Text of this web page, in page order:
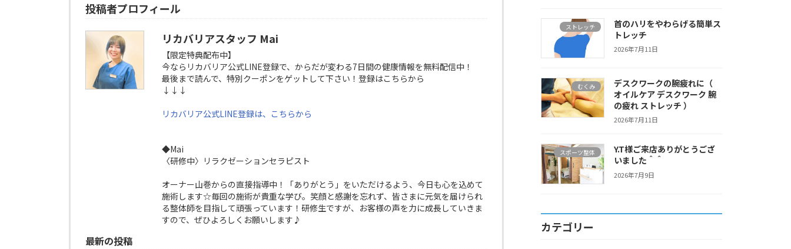
投稿者プロフィール
リカバリアスタッフ Mai
【限定特典配布中】
今ならリカバリア公式LINE登録で、からだが変わる7日間の健康情報を無料配信中！
最後まで読んで、特別クーポンをゲットして下さい！登録はこちらから
↓↓↓
リカバリア公式LINE登録は、こちらから
◆Mai
〈研修中〉リラクゼーションセラピスト
オーナー山巻からの直接指導中！「ありがとう」をいただけるよう、今日も心を込めて
施術します☆毎回の施術が貴重な学び。笑顔と感謝を忘れず、皆さまに元気を届けられ
る整体師を目指して頑張っています！研修生ですが、お客様の声を力に成長していきま
すので、ぜひよろしくお願いします♪
最新の投稿
ストレッチ
首のハリをやわらげる簡単ス
トレッチ
2026年7月11日
むくみ
デスクワークの腕疲れに（
オイルケア デスクワーク 腕
の疲れ ストレッチ ）
2026年7月11日
スポーツ整体
Y.T様ご来店ありがとうござ
いました＾＾
2026年7月9日
カテゴリー